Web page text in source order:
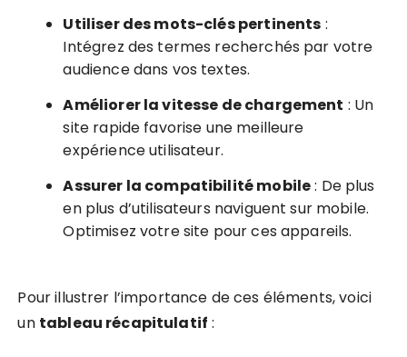
Utiliser des mots-clés pertinents :
Intégrez des termes recherchés par votre
audience dans vos textes.
Améliorer la vitesse de chargement : Un
site rapide favorise une meilleure
expérience utilisateur.
Assurer la compatibilité mobile: De plus
en plus d’utilisateurs naviguent sur mobile.
Optimisez votre site pour ces appareils.
Pour illustrer l’importance de ces éléments, voici
un tableau récapitulatif :